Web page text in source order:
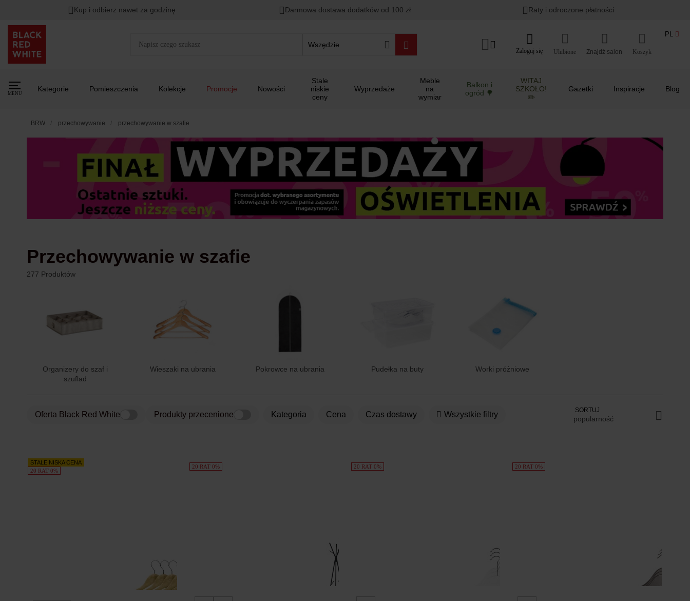
Rabat naHITY DNIA przy zapisie na Newsletter. 00 : Lato w ogrodzie i na balkonie >
Kup i odbierz nawet za godzinę Darmowa dostawa dodatków od 100 zł Raty i odroczone płatności
Wszędzie
Zaloguj się Ulubione Koszyk
PL
MENU
Kategorie Pomieszczenia Kolekcje Promocje Nowości
Stale
niskie
ceny
Wyprzedaże
Meble
na
wymiar
Balkon i
ogród 🌳
WITAJ
SZKOŁO!
✏️
Gazetki Inspiracje Blog
BRW przechowywanie przechowywanie w szafie
Przechowywanie w szafie
277 Produktów
Organizery do szaf i
szuflad
Wieszaki na ubrania Pokrowce na ubrania Pudełka na buty Worki próżniowe
Oferta Black Red White Produkty przecenione kategoria Cena Czas dostawy Wszystkie filtry SORTUJ
popularność
Produkty
STALE NISKA CENA
20 RAT 0%
20 RAT 0% 20 RAT 0% 20 RAT 0%